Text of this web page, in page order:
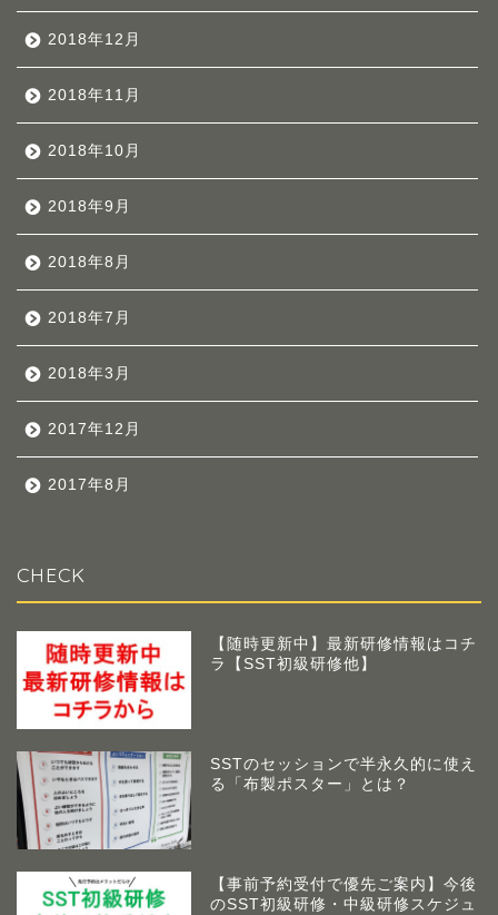
2018年12月
2018年11月
2018年10月
2018年9月
2018年8月
2018年7月
2018年3月
2017年12月
2017年8月
CHECK
【随時更新中】最新研修情報はコチ
ラ【SST初級研修他】
SSTのセッションで半永久的に使え
る「布製ポスター」とは？
【事前予約受付で優先ご案内】今後
のSST初級研修・中級研修スケジュ